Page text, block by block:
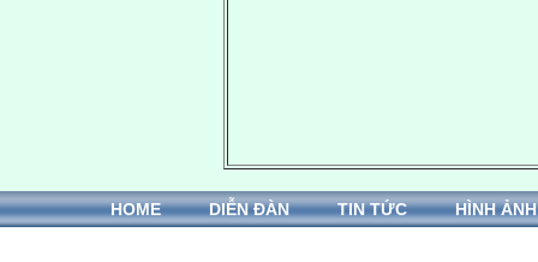
HOME DIỄN ĐÀN TIN TỨC HÌNH ẢNH